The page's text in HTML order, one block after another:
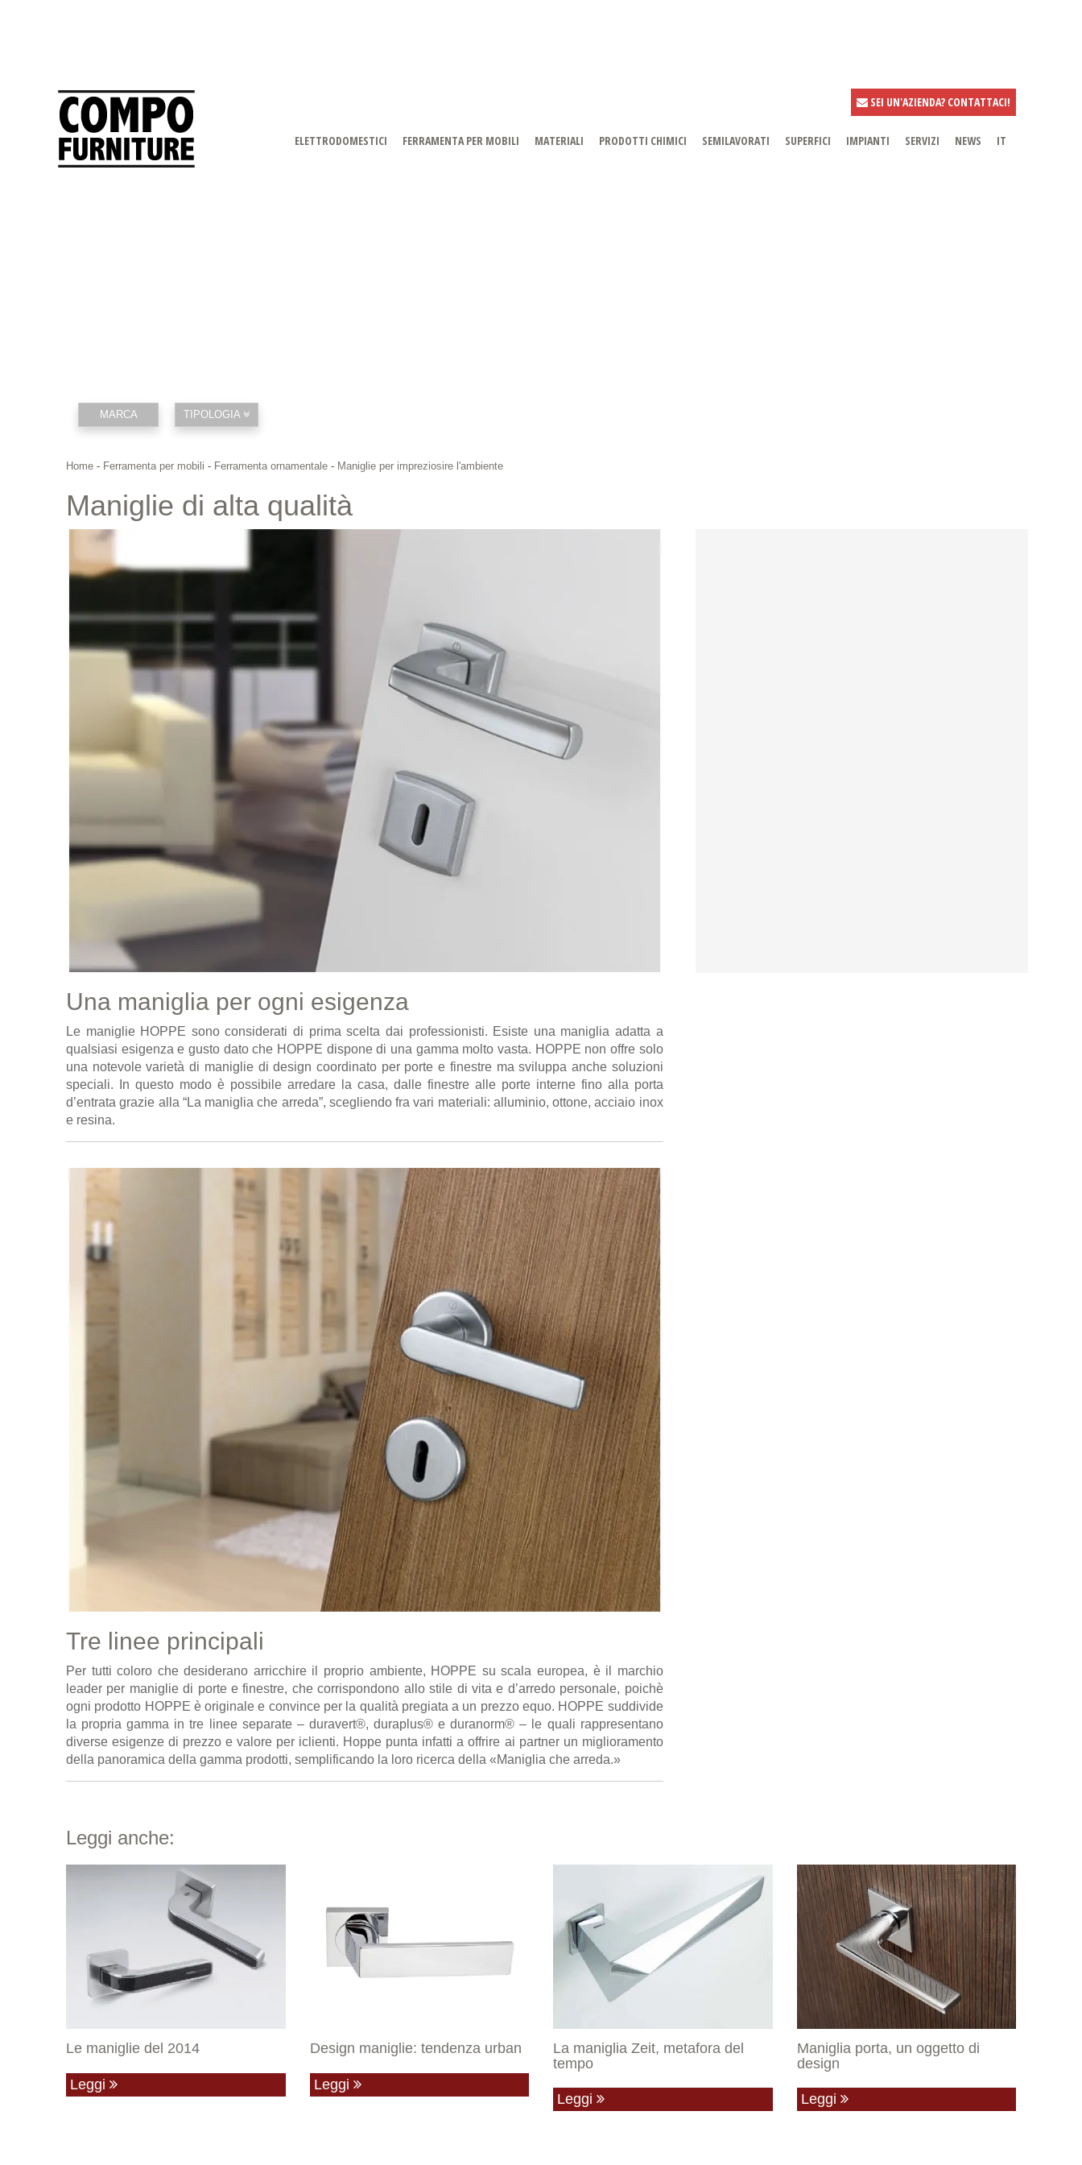
SEI UN'AZIENDA? CONTATTACI!
ELETTRODOMESTICI FERRAMENTA PER MOBILI MATERIALI PRODOTTI CHIMICI SEMILAVORATI SUPERFICI IMPIANTI SERVIZI NEWS IT
MARCA TIPOLOGIA
Home - Ferramenta per mobili - Ferramenta ornamentale - Maniglie per impreziosire l'ambiente
Maniglie di alta qualità
Una maniglia per ogni esigenza
Le maniglie HOPPE sono considerati di prima scelta dai professionisti. Esiste una maniglia adatta a
qualsiasi esigenza e gusto dato che HOPPE dispone di una gamma molto vasta. HOPPE non offre solo
una notevole varietà di maniglie di design coordinato per porte e finestre ma sviluppa anche soluzioni
speciali. In questo modo è possibile arredare la casa, dalle finestre alle porte interne fino alla porta
d’entrata grazie alla “La maniglia che arreda”, scegliendo fra vari materiali: alluminio, ottone, acciaio inox
e resina.
Tre linee principali
Per tutti coloro che desiderano arricchire il proprio ambiente, HOPPE su scala europea, è il marchio
leader per maniglie di porte e finestre, che corrispondono allo stile di vita e d’arredo personale, poichè
ogni prodotto HOPPE è originale e convince per la qualità pregiata a un prezzo equo. HOPPE suddivide
la propria gamma in tre linee separate – duravert®, duraplus® e duranorm® – le quali rappresentano
diverse esigenze di prezzo e valore per iclienti. Hoppe punta infatti a offrire ai partner un miglioramento
della panoramica della gamma prodotti, semplificando la loro ricerca della «Maniglia che arreda.»
Leggi anche:
Le maniglie del 2014
Leggi
Design maniglie: tendenza urban
Leggi
La maniglia Zeit, metafora del
tempo
Leggi
Maniglia porta, un oggetto di
design
Leggi